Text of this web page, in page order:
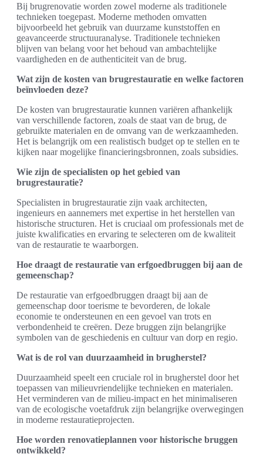
Bij brugrenovatie worden zowel moderne als traditionele
technieken toegepast. Moderne methoden omvatten
bijvoorbeeld het gebruik van duurzame kunststoffen en
geavanceerde structuuranalyse. Traditionele technieken
blijven van belang voor het behoud van ambachtelijke
vaardigheden en de authenticiteit van de brug.
Wat zijn de kosten van brugrestauratie en welke factoren
beïnvloeden deze?
De kosten van brugrestauratie kunnen variëren afhankelijk
van verschillende factoren, zoals de staat van de brug, de
gebruikte materialen en de omvang van de werkzaamheden.
Het is belangrijk om een realistisch budget op te stellen en te
kijken naar mogelijke financieringsbronnen, zoals subsidies.
Wie zijn de specialisten op het gebied van
brugrestauratie?
Specialisten in brugrestauratie zijn vaak architecten,
ingenieurs en aannemers met expertise in het herstellen van
historische structuren. Het is cruciaal om professionals met de
juiste kwalificaties en ervaring te selecteren om de kwaliteit
van de restauratie te waarborgen.
Hoe draagt de restauratie van erfgoedbruggen bij aan de
gemeenschap?
De restauratie van erfgoedbruggen draagt bij aan de
gemeenschap door toerisme te bevorderen, de lokale
economie te ondersteunen en een gevoel van trots en
verbondenheid te creëren. Deze bruggen zijn belangrijke
symbolen van de geschiedenis en cultuur van dorp en regio.
Wat is de rol van duurzaamheid in brugherstel?
Duurzaamheid speelt een cruciale rol in brugherstel door het
toepassen van milieuvriendelijke technieken en materialen.
Het verminderen van de milieu-impact en het minimaliseren
van de ecologische voetafdruk zijn belangrijke overwegingen
in moderne restauratieprojecten.
Hoe worden renovatieplannen voor historische bruggen
ontwikkeld?